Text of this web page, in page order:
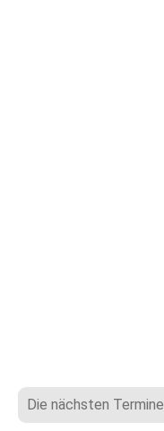
Die nächsten Termine